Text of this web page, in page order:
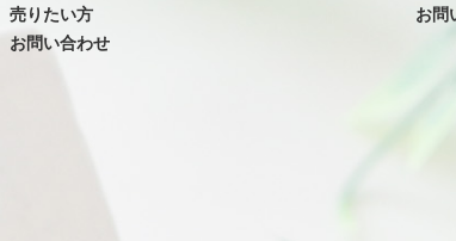
売りたい方
お問い合わせ
お問